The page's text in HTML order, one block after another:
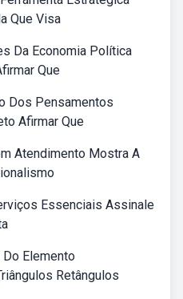
Que Visa
Da Economia Política
Que
Dos Pensamentos
Afirmar Que
Atendimento Mostra A
Essenciais Assinale
Elemento
Retângulos